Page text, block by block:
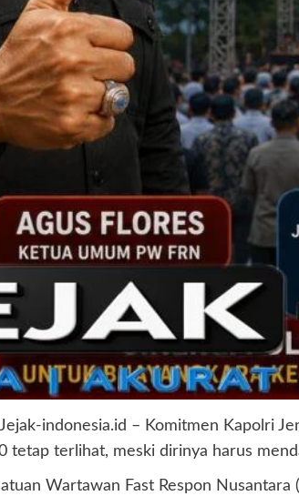
indonesia.id – Komitmen Kapolri
tetap terlihat, meski dirinya harus
Wartawan Fast Respon